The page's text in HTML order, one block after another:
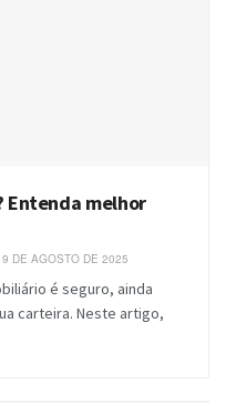
Entenda melhor
DE AGOSTO DE 2025
é seguro, ainda
carteira. Neste artigo,